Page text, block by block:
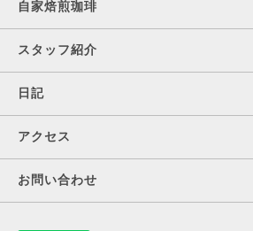
自家焙煎珈琲
スタッフ紹介
日記
アクセス
お問い合わせ